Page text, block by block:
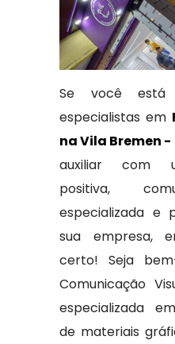
Se você está
especialistas em
na Vila Bremen
auxiliar com
positiva,
especializada e
sua empresa,
certo! Seja
Comunicação
especializada
de materiais